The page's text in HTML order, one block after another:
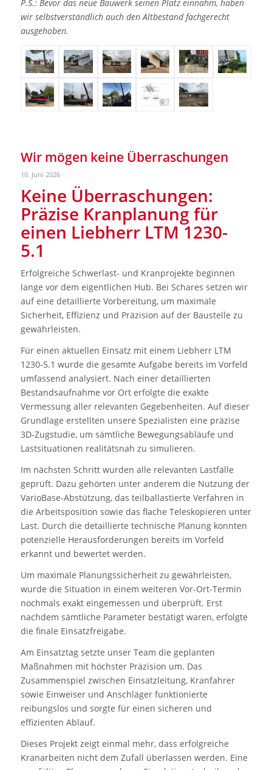
P.S.: Bevor das neue Bauwerk seinen Platz einnahm, haben
wir selbstverständlich auch den Altbestand fachgerecht
ausgehoben.
Wir mögen keine Überraschungen
10. Juni 2026
Keine Überraschungen:
Präzise Kranplanung für
einen Liebherr LTM 1230-
5.1
Erfolgreiche Schwerlast- und Kranprojekte beginnen
lange vor dem eigentlichen Hub. Bei Schares setzen wir
auf eine detaillierte Vorbereitung, um maximale
Sicherheit, Effizienz und Präzision auf der Baustelle zu
gewährleisten.
Für einen aktuellen Einsatz mit einem Liebherr LTM
1230-5.1 wurde die gesamte Aufgabe bereits im Vorfeld
umfassend analysiert. Nach einer detaillierten
Bestandsaufnahme vor Ort erfolgte die exakte
Vermessung aller relevanten Gegebenheiten. Auf dieser
Grundlage erstellten unsere Spezialisten eine präzise
3D-Zugstudie, um sämtliche Bewegungsabläufe und
Lastsituationen realitätsnah zu simulieren.
Im nächsten Schritt wurden alle relevanten Lastfälle
geprüft. Dazu gehörten unter anderem die Nutzung der
VarioBase-Abstützung, das teilballastierte Verfahren in
die Arbeitsposition sowie das flache Teleskopieren unter
Last. Durch die detaillierte technische Planung konnten
potenzielle Herausforderungen bereits im Vorfeld
erkannt und bewertet werden.
Um maximale Planungssicherheit zu gewährleisten,
wurde die Situation in einem weiteren Vor-Ort-Termin
nochmals exakt eingemessen und überprüft. Erst
nachdem sämtliche Parameter bestätigt waren, erfolgte
die finale Einsatzfreigabe.
Am Einsatztag setzte unser Team die geplanten
Maßnahmen mit höchster Präzision um. Das
Zusammenspiel zwischen Einsatzleitung, Kranfahrer
sowie Einweiser und Anschläger funktionierte
reibungslos und sorgte für einen sicheren und
effizienten Ablauf.
Dieses Projekt zeigt einmal mehr, dass erfolgreiche
Kranarbeiten nicht dem Zufall überlassen werden. Eine